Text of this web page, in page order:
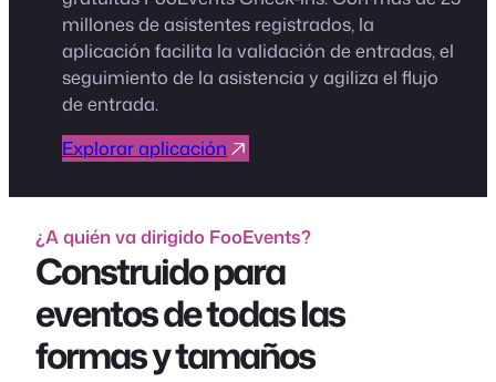
millones de asistentes registrados, la
aplicación facilita la validación de entradas, el
seguimiento de la asistencia y agiliza el flujo
de entrada.
Explorar aplicación
¿A quién va dirigido FooEvents?
Construido para
eventos de todas las
formas y tamaños